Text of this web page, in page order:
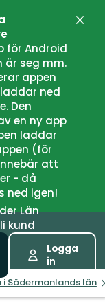
för Android
är seg mm.
appen
ned
Den
en ny app
laddar
(för
att
- då
ned igen!
Län
kund
Logga
in
Södermanlands län